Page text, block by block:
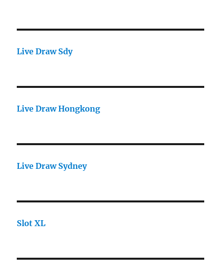
Live Draw Sdy
Live Draw Hongkong
Live Draw Sydney
Slot XL